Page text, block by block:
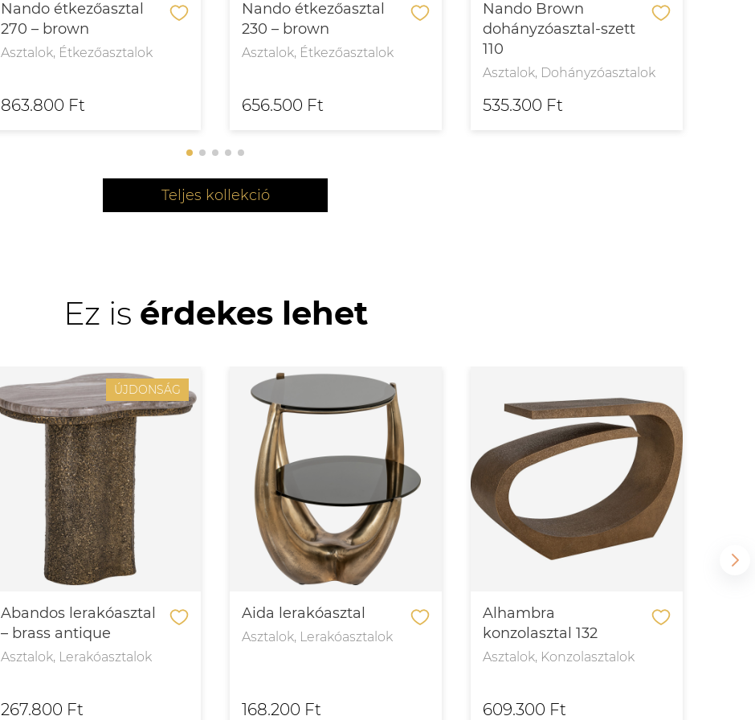
Nando étkezőasztal
270 – brown
Asztalok, Étkezőasztalok
863.800 Ft
Nando étkezőasztal
230 – brown
Asztalok, Étkezőasztalok
656.500 Ft
Nando Brown
dohányzóasztal-szett
110
Asztalok, Dohányzóasztalok
535.300 Ft
Teljes kollekció
Ez is érdekes lehet
ÚJDONSÁG
Abandos lerakóasztal
– brass antique
Asztalok, Lerakóasztalok
267.800 Ft
Aida lerakóasztal
Asztalok, Lerakóasztalok
168.200 Ft
Alhambra
konzolasztal 132
Asztalok, Konzolasztalok
609.300 Ft